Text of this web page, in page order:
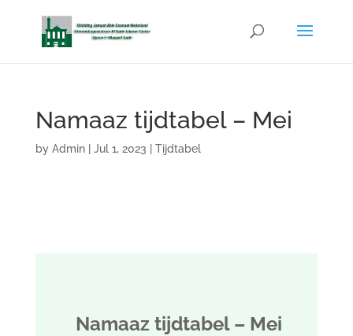
Namaaz tijdtabel – Mei
by Admin| Jul 1, 2023 Tijdtabel
Namaaz tijdtabel – Mei